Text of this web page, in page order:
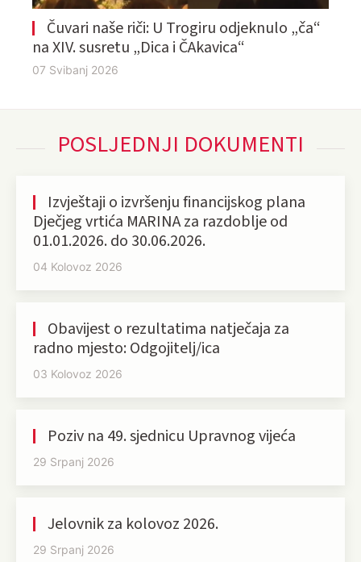
Čuvari naše riči: U Trogiru odjeknulo „ča“
na XIV. susretu „Dica i ČAkavica“
07 Svibanj 2026
POSLJEDNJI DOKUMENTI
Izvještaji o izvršenju financijskog plana
Dječjeg vrtića MARINA za razdoblje od
01.01.2026. do 30.06.2026.
04 Kolovoz 2026
Obavijest o rezultatima natječaja za
radno mjesto: Odgojitelj/ica
03 Kolovoz 2026
Poziv na 49. sjednicu Upravnog vijeća
29 Srpanj 2026
Jelovnik za kolovoz 2026.
29 Srpanj 2026